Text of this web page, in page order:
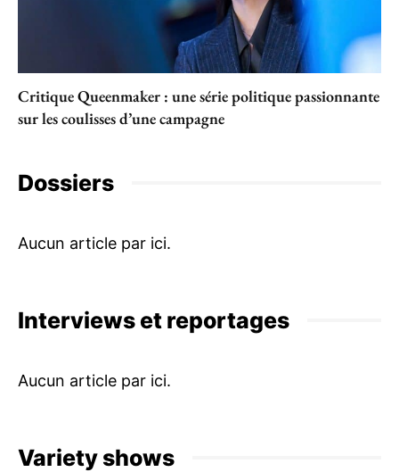
Critique Queenmaker : une série politique passionnante
sur les coulisses d’une campagne
Dossiers
Interviews et reportages
Variety shows